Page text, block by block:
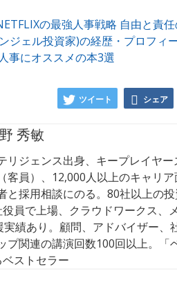
の最強人事戦略 自由と責任
ジェル投資家)の経歴・プロフィ
事にオススメの本3選
ツイート シェア
秀敏
ジェンス出身、キープレイヤー
客員）、12,000人以上のキャリ
と採用相談にのる。80社以上の
員で上場、クラウドワークス、メ
実績あり。顧問、アドバイザー、
プ関連の講演回数100回以上。「
ストセラー